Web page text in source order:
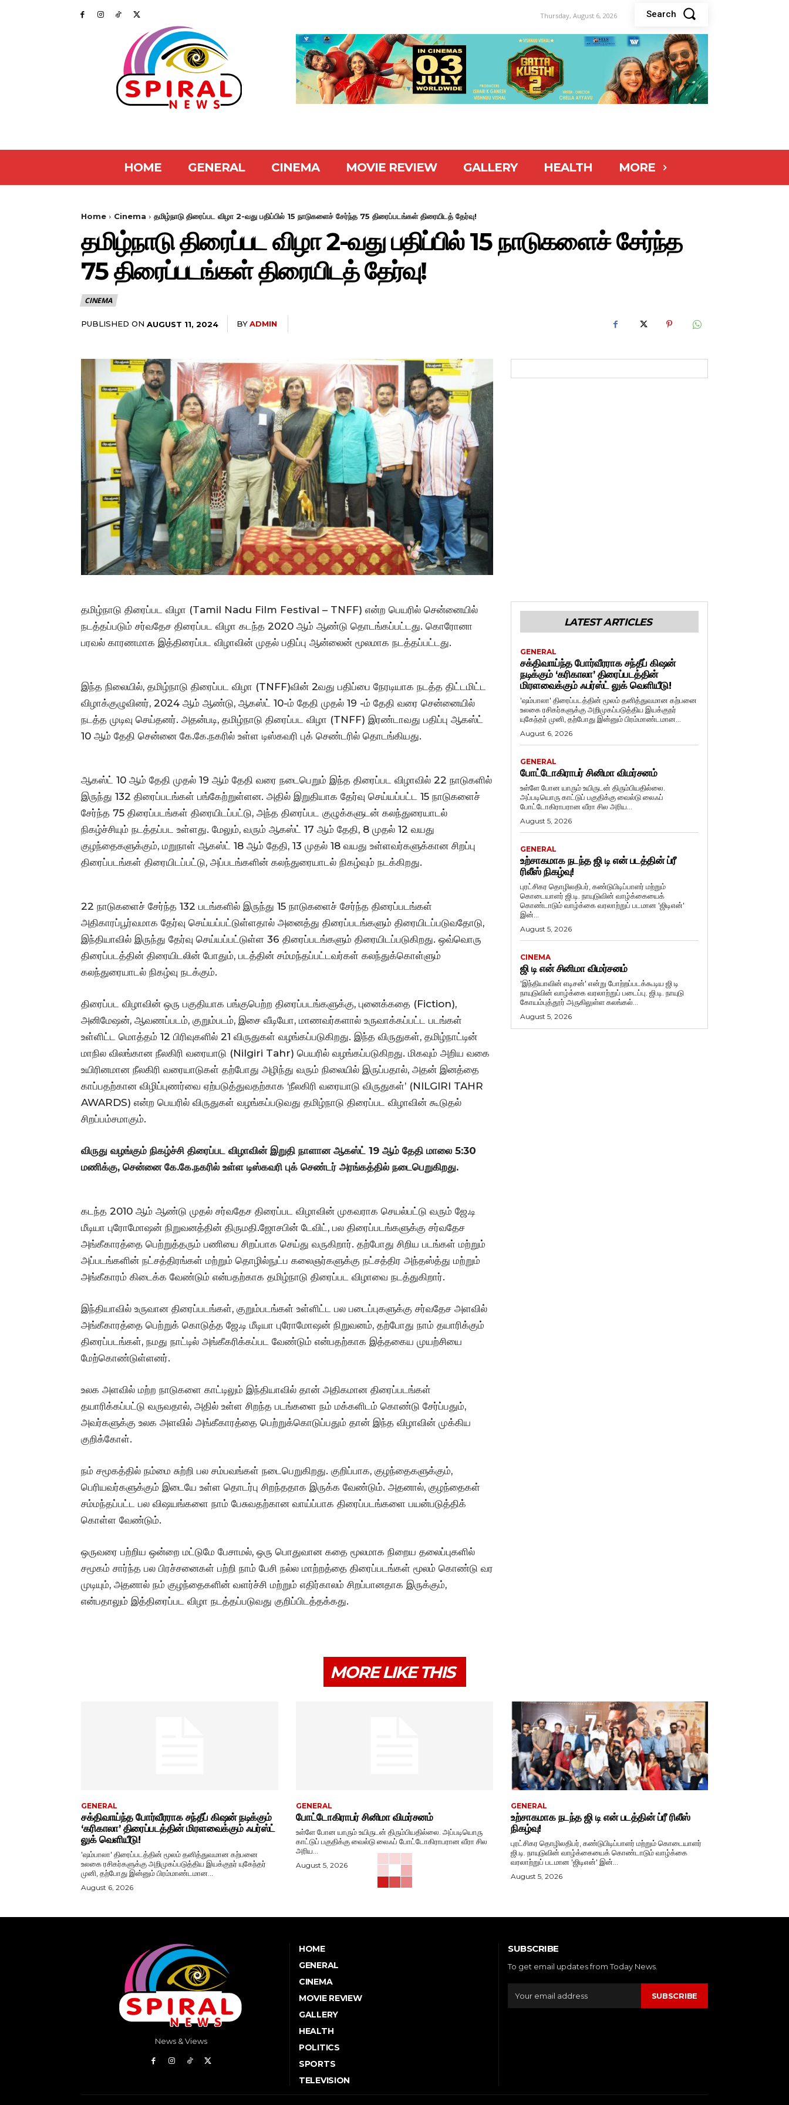
Thursday, August 6, 2026 Search
HOME GENERAL CINEMA MOVIE REVIEW GALLERY HEALTH MORE
Home Cinema தமிழ்நாடு திரைப்பட விழா 2-வது பதிப்பில் 15 நாடுகளைச் சேர்ந்த 75 திரைப்படங்கள் திரையிடத் தேர்வு!
தமிழ்நாடு திரைப்பட விழா 2-வது பதிப்பில் 15 நாடுகளைச் சேர்ந்த
75 திரைப்படங்கள் திரையிடத் தேர்வு!
CINEMA
PUBLISHED ON AUGUST 11, 2024 BYADMIN
தமிழ்நாடு திரைப்பட விழா (Tamil Nadu Film Festival – TNFF) என்ற பெயரில் சென்னையில்
நடத்தப்படும் சர்வதேச திரைப்பட விழா கடந்த 2020 ஆம் ஆண்டு தொடங்கப்பட்டது. கொரோனா
பரவல் காரணமாக இத்திரைப்பட விழாவின் முதல் பதிப்பு ஆன்லைன் மூலமாக நடத்தப்பட்டது.
இந்த நிலையில், தமிழ்நாடு திரைப்பட விழா (TNFF)வின் 2வது பதிப்பை நேரடியாக நடத்த திட்டமிட்ட
விழாக்குழுவினர், 2024 ஆம் ஆண்டு, ஆகஸ்ட் 10-ம் தேதி முதல் 19 -ம் தேதி வரை சென்னையில்
நடத்த முடிவு செய்தனர். அதன்படி, தமிழ்நாடு திரைப்பட விழா (TNFF) இரண்டாவது பதிப்பு ஆகஸ்ட்
10 ஆம் தேதி சென்னை கே.கே.நகரில் உள்ள டிஸ்கவரி புக் செண்டரில் தொடங்கியது.
ஆகஸ்ட் 10 ஆம் தேதி முதல் 19 ஆம் தேதி வரை நடைபெறும் இந்த திரைப்பட விழாவில் 22 நாடுகளில்
இருந்து 132 திரைப்படங்கள் பங்கேற்றுள்ளன. அதில் இறுதியாக தேர்வு செய்யப்பட்ட 15 நாடுகளைச்
சேர்ந்த 75 திரைப்படங்கள் திரையிடப்பட்டு, அந்த திரைப்பட குழுக்களுடன் கலந்துரையாடல்
நிகழ்ச்சியும் நடத்தப்பட உள்ளது. மேலும், வரும் ஆகஸ்ட் 17 ஆம் தேதி, 8 முதல் 12 வயது
குழந்தைகளுக்கும், மறுநாள் ஆகஸ்ட் 18 ஆம் தேதி, 13 முதல் 18 வயது உள்ளவர்களுக்கான சிறப்பு
திரைப்படங்கள் திரையிடப்பட்டு, அப்படங்களின் கலந்துரையாடல் நிகழ்வும் நடக்கிறது.
22 நாடுகளைச் சேர்ந்த 132 படங்களில் இருந்து 15 நாடுகளைச் சேர்ந்த திரைப்படங்கள்
அதிகாரப்பூர்வமாக தேர்வு செய்யப்பட்டுள்ளதால் அனைத்து திரைப்படங்களும் திரையிடப்படுவதோடு,
இந்தியாவில் இருந்து தேர்வு செய்யப்பட்டுள்ள 36 திரைப்படங்களும் திரையிடப்படுகிறது. ஒவ்வொரு
திரைப்படத்தின் திரையிடலின் போதும், படத்தின் சம்மந்தப்பட்டவர்கள் கலந்துக்கொள்ளும்
கலந்துரையாடல் நிகழ்வு நடக்கும்.
திரைப்பட விழாவின் ஒரு பகுதியாக பங்குபெற்ற திரைப்படங்களுக்கு, புனைக்கதை (Fiction),
அனிமேஷன், ஆவணப்படம், குறும்படம், இசை வீடியோ, மாணவர்களால் உருவாக்கப்பட்ட படங்கள்
உள்ளிட்ட மொத்தம் 12 பிரிவுகளில் 21 விருதுகள் வழங்கப்படுகிறது. இந்த விருதுகள், தமிழ்நாட்டின்
மாநில விலங்கான நீலகிரி வரையாடு (Nilgiri Tahr) பெயரில் வழங்கப்படுகிறது. மிகவும் அறிய வகை
உயிரினமான நீலகிரி வரையாடுகள் தற்போது அழிந்து வரும் நிலையில் இருப்பதால், அதன் இனத்தை
காப்பதற்கான விழிப்புணர்வை ஏற்படுத்துவதற்காக ‘நீலகிரி வரையாடு விருதுகள்’ (NILGIRI TAHR
AWARDS) என்ற பெயரில் விருதுகள் வழங்கப்படுவது தமிழ்நாடு திரைப்பட விழாவின் கூடுதல்
சிறப்பம்சமாகும்.
விருது வழங்கும் நிகழ்ச்சி திரைப்பட விழாவின் இறுதி நாளான ஆகஸ்ட் 19 ஆம் தேதி மாலை 5:30
மணிக்கு, சென்னை கே.கே.நகரில் உள்ள டிஸ்கவரி புக் செண்டர் அரங்கத்தில் நடைபெறுகிறது.
கடந்த 2010 ஆம் ஆண்டு முதல் சர்வதேச திரைப்பட விழாவின் முகவராக செயல்பட்டு வரும் ஜே.டி
மீடியா புரோமோஷன் நிறுவனத்தின் திருமதி.ஜோசபின் டேவிட், பல திரைப்படங்களுக்கு சர்வதேச
அங்கீகாரத்தை பெற்றுத்தரும் பணியை சிறப்பாக செய்து வருகிறார். தற்போது சிறிய படங்கள் மற்றும்
அப்படங்களின் நட்சத்திரங்கள் மற்றும் தொழில்நுட்ப கலைஞர்களுக்கு நட்சத்திர அந்தஸ்த்து மற்றும்
அங்கீகாரம் கிடைக்க வேண்டும் என்பதற்காக தமிழ்நாடு திரைப்பட விழாவை நடத்துகிறார்.
இந்தியாவில் உருவான திரைப்படங்கள், குறும்படங்கள் உள்ளிட்ட பல படைப்புகளுக்கு சர்வதேச அளவில்
அங்கீகாரத்தை பெற்றுக் கொடுத்த ஜே.டி மீடியா புரோமோஷன் நிறுவனம், தற்போது நாம் தயாரிக்கும்
திரைப்படங்கள், நமது நாட்டில் அங்கீகரிக்கப்பட வேண்டும் என்பதற்காக இத்தகைய முயற்சியை
மேற்கொண்டுள்ளனர்.
உலக அளவில் மற்ற நாடுகளை காட்டிலும் இந்தியாவில் தான் அதிகமான திரைப்படங்கள்
தயாரிக்கப்பட்டு வருவதால், அதில் உள்ள சிறந்த படங்களை நம் மக்களிடம் கொண்டு சேர்ப்பதும்,
அவர்களுக்கு உலக அளவில் அங்கீகாரத்தை பெற்றுக்கொடுப்பதும் தான் இந்த விழாவின் முக்கிய
குறிக்கோள்.
நம் சமூகத்தில் நம்மை சுற்றி பல சம்பவங்கள் நடைபெறுகிறது. குறிப்பாக, குழந்தைகளுக்கும்,
பெரியவர்களுக்கும் இடையே உள்ள தொடர்பு சிறந்ததாக இருக்க வேண்டும். அதனால், குழந்தைகள்
சம்மந்தப்பட்ட பல விஷயங்களை நாம் பேசுவதற்கான வாய்ப்பாக திரைப்படங்களை பயன்படுத்திக்
கொள்ள வேண்டும்.
ஒருவரை பற்றிய ஒன்றை மட்டுமே பேசாமல், ஒரு பொதுவான கதை மூலமாக நிறைய தலைப்புகளில்
சமூகம் சார்ந்த பல பிரச்சனைகள் பற்றி நாம் பேசி நல்ல மாற்றத்தை திரைப்படங்கள் மூலம் கொண்டு வர
முடியும், அதனால் நம் குழந்தைகளின் வளர்ச்சி மற்றும் எதிர்காலம் சிறப்பானதாக இருக்கும்,
என்பதாலும் இத்திரைப்பட விழா நடத்தப்படுவது குறிப்பிடத்தக்கது.
LATEST ARTICLES
GENERAL
சக்திவாய்ந்த போர்வீரராக சந்தீப் கிஷன்
நடிக்கும் ‘கரிகாலா’ திரைப்படத்தின்
மிரளவைக்கும் ஃபர்ஸ்ட் லுக் வெளியீடு!
'ஷம்பாலா' திரைப்படத்தின் மூலம் தனித்துவமான கற்பனை
உலகை ரசிகர்களுக்கு அறிமுகப்படுத்திய இயக்குநர்
யுகேந்தர் முனி, தற்போது இன்னும் பிரம்மாண்டமான...
August 6, 2026
GENERAL
போட்டோகிராபர் சினிமா விமர்சனம்
உள்ளே போன யாரும் உயிருடன் திரும்பியதில்லை.
அப்படியொரு காட்டுப் பகுதிக்கு வைல்டு லைஃப்
போட்டோகிராபரான வீரா சில அரிய...
August 5, 2026
GENERAL
உற்சாகமாக நடந்த ஜி டி என் படத்தின் ப்ரீ
ரிலீஸ் நிகழ்வு!
புரட்சிகர தொழிலதிபர், கண்டுபிடிப்பாளர் மற்றும்
கொடையாளர் ஜி.டி. நாயுடுவின் வாழ்க்கையைக்
கொண்டாடும் வாழ்க்கை வரலாற்றுப் படமான 'ஜிடிஎன்'
இன்...
August 5, 2026
CINEMA
ஜி டி என் சினிமா விமர்சனம்
'இந்தியாவின் எடிசன்' என்று போற்றப்படக்கூடிய ஜி டி
நாயுடுவின் வாழ்க்கை வரலாற்றுப் படைப்பு. ஜி.டி. நாயுடு
கோயம்புத்தூர் அருகிலுள்ள கலங்கல்...
August 5, 2026
MORE LIKE THIS
GENERAL
சக்திவாய்ந்த போர்வீரராக சந்தீப் கிஷன் நடிக்கும்
‘கரிகாலா’ திரைப்படத்தின் மிரளவைக்கும் ஃபர்ஸ்ட்
லுக் வெளியீடு!
'ஷம்பாலா' திரைப்படத்தின் மூலம் தனித்துவமான கற்பனை
உலகை ரசிகர்களுக்கு அறிமுகப்படுத்திய இயக்குநர் யுகேந்தர்
முனி, தற்போது இன்னும் பிரம்மாண்டமான...
August 6, 2026
GENERAL
போட்டோகிராபர் சினிமா விமர்சனம்
உள்ளே போன யாரும் உயிருடன் திரும்பியதில்லை. அப்படியொரு
காட்டுப் பகுதிக்கு வைல்டு லைஃப் போட்டோகிராபரான வீரா சில
அரிய...
August 5, 2026
GENERAL
உற்சாகமாக நடந்த ஜி டி என் படத்தின் ப்ரீ ரிலீஸ்
நிகழ்வு!
புரட்சிகர தொழிலதிபர், கண்டுபிடிப்பாளர் மற்றும் கொடையாளர்
ஜி.டி. நாயுடுவின் வாழ்க்கையைக் கொண்டாடும் வாழ்க்கை
வரலாற்றுப் படமான 'ஜிடிஎன்' இன்...
August 5, 2026
News & Views
HOME
GENERAL
CINEMA
MOVIE REVIEW
GALLERY
HEALTH
POLITICS
SPORTS
TELEVISION
SUBSCRIBE
To get email updates from Today News.
SUBSCRIBE